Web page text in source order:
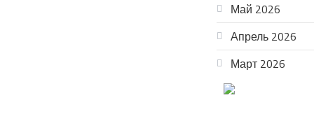
Май 2026
Апрель 2026
Март 2026